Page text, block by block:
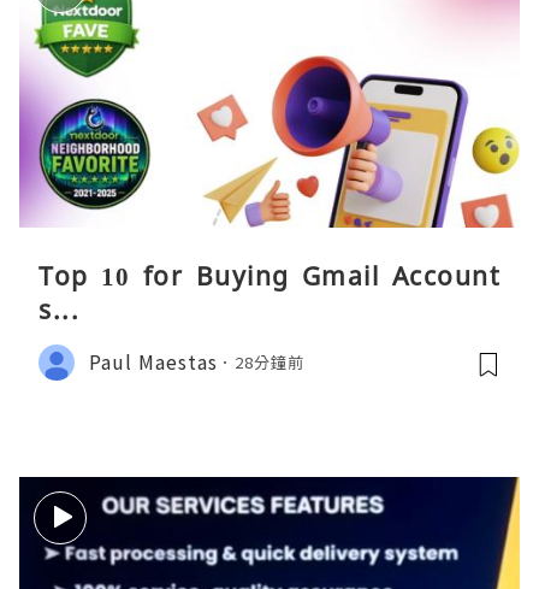
Top 10 for Buying Gmail Account
s...
Paul Maestas 28分鐘前